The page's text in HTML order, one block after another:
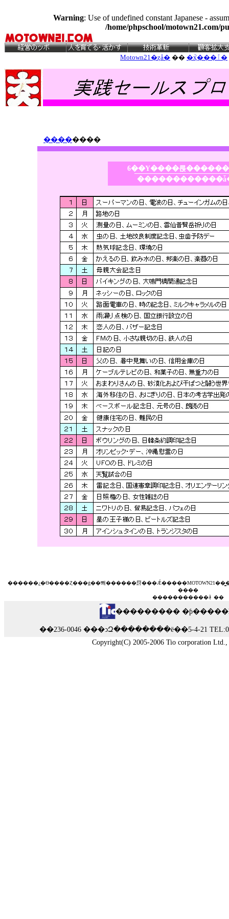
Warning: Use of undefined constant Japanese -
/home/phpschool/motown21.com/
Motown21�ȥå� �� �ܵҳ���ٱ�
��������
6��Υ����륹
������¿�Ѳ����Ȥ���ġ��뽸������罸���Ǽ�����
����
�����������礻 ��
��������� �ƥ�����
��236-0046 ���ͻԶ��������ë��5-4-21 TEL:045-
Copyright(C) 2005-2006 Tio corporation